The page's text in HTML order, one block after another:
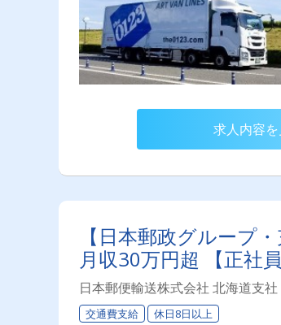
求人内容を
【日本郵政グループ
月収30万円超 【正社
日本郵便輸送株式会社 北海道支
交通費支給 休日8日以上